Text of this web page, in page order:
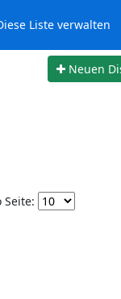
Liste verwalten
Neuen
Seite: